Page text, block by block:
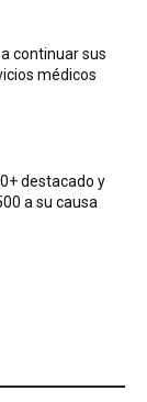
continuar sus
médicos
destacado y
a su causa